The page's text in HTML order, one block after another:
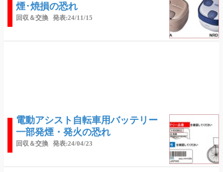
煙･焼損の恐れ
回収＆交換 発表:24/11/15
電動アシスト自転車用バッテリー
一部発煙・発火の恐れ
回収＆交換 発表:24/04/23